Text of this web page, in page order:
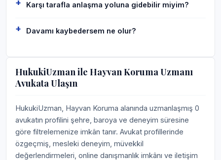
Karşı tarafla anlaşma yoluna gidebilir miyim?
Davamı kaybedersem ne olur?
HukukiUzman ile Hayvan Koruma Uzmanı
Avukata Ulaşın
HukukiUzman, Hayvan Koruma alanında uzmanlaşmış 0
avukatın profilini şehre, baroya ve deneyim süresine
göre filtrelemenize imkân tanır. Avukat profillerinde
özgeçmiş, mesleki deneyim, müvekkil
değerlendirmeleri, online danışmanlık imkânı ve iletişim